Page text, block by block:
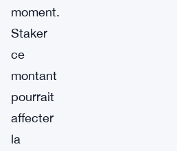
moment.
Staker
ce
montant
pourrait
affecter
la